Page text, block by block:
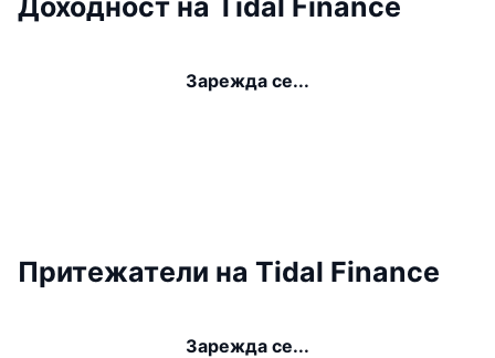
Зарежда се...
Притежатели на Tidal Finance
Зарежда се...